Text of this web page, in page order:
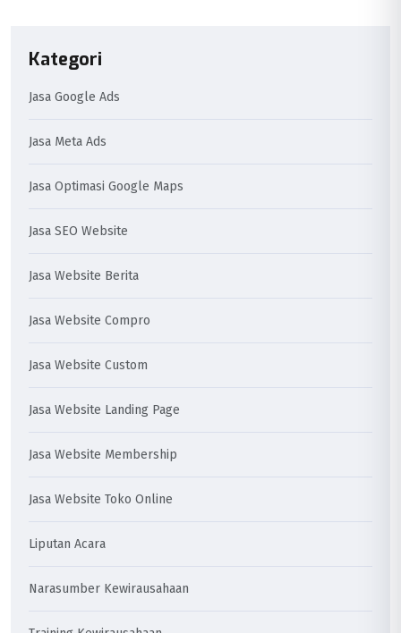
Kategori
Jasa Google Ads
Jasa Meta Ads
Jasa Optimasi Google Maps
Jasa SEO Website
Jasa Website Berita
Jasa Website Compro
Jasa Website Custom
Jasa Website Landing Page
Jasa Website Membership
Jasa Website Toko Online
Liputan Acara
Narasumber Kewirausahaan